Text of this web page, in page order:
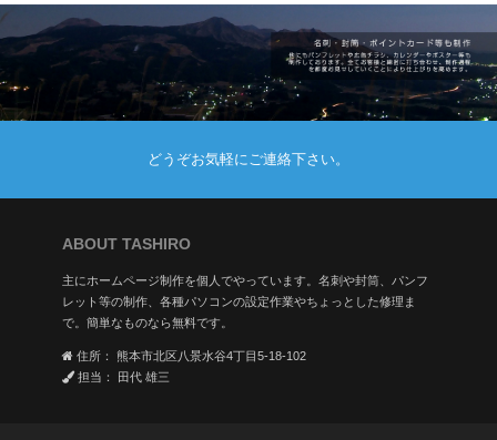
どうぞお気軽にご連絡下さい。
ABOUT TASHIRO
主にホームページ制作を個人でやっています。名刺や封筒、パンフ
レット等の制作、各種パソコンの設定作業やちょっとした修理ま
で。簡単なものなら無料です。
住所： 熊本市北区八景水谷4丁目5-18-102
担当： 田代 雄三